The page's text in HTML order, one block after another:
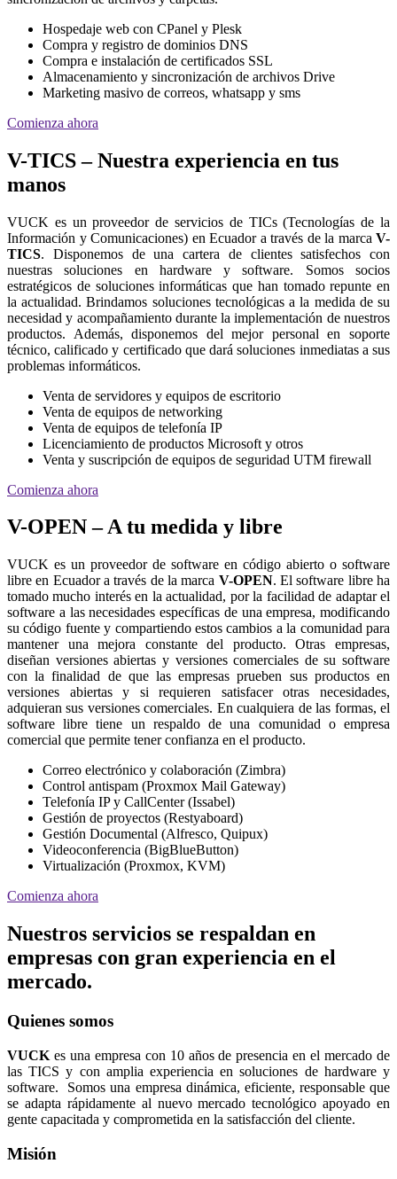
Hospedaje web con CPanel y Plesk
Compra y registro de dominios DNS
Compra e instalación de certificados SSL
Almacenamiento y sincronización de archivos Drive
Marketing masivo de correos, whatsapp y sms
Comienza ahora
V-TICS – Nuestra experiencia en tus
manos
VUCK es un proveedor de servicios de TICs (Tecnologías de la
Información y Comunicaciones) en Ecuador a través de la marca V-
TICS. Disponemos de una cartera de clientes satisfechos con
nuestras soluciones en hardware y software. Somos socios
estratégicos de soluciones informáticas que han tomado repunte en
la actualidad. Brindamos soluciones tecnológicas a la medida de su
necesidad y acompañamiento durante la implementación de nuestros
productos. Además, disponemos del mejor personal en soporte
técnico, calificado y certificado que dará soluciones inmediatas a sus
problemas informáticos.
Venta de servidores y equipos de escritorio
Venta de equipos de networking
Venta de equipos de telefonía IP
Licenciamiento de productos Microsoft y otros
Venta y suscripción de equipos de seguridad UTM firewall
Comienza ahora
V-OPEN – A tu medida y libre
VUCK es un proveedor de software en código abierto o software
libre en Ecuador a través de la marca V-OPEN. El software libre ha
tomado mucho interés en la actualidad, por la facilidad de adaptar el
software a las necesidades específicas de una empresa, modificando
su código fuente y compartiendo estos cambios a la comunidad para
mantener una mejora constante del producto. Otras empresas,
diseñan versiones abiertas y versiones comerciales de su software
con la finalidad de que las empresas prueben sus productos en
versiones abiertas y si requieren satisfacer otras necesidades,
adquieran sus versiones comerciales. En cualquiera de las formas, el
software libre tiene un respaldo de una comunidad o empresa
comercial que permite tener confianza en el producto.
Correo electrónico y colaboración (Zimbra)
Control antispam (Proxmox Mail Gateway)
Telefonía IP y CallCenter (Issabel)
Gestión de proyectos (Restyaboard)
Gestión Documental (Alfresco, Quipux)
Videoconferencia (BigBlueButton)
Virtualización (Proxmox, KVM)
Comienza ahora
Nuestros servicios se respaldan en
empresas con gran experiencia en el
mercado.
Quienes somos
VUCK es una empresa con 10 años de presencia en el mercado de
las TICS y con amplia experiencia en soluciones de hardware y
software. Somos una empresa dinámica, eficiente, responsable que
se adapta rápidamente al nuevo mercado tecnológico apoyado en
gente capacitada y comprometida en la satisfacción del cliente.
Misión